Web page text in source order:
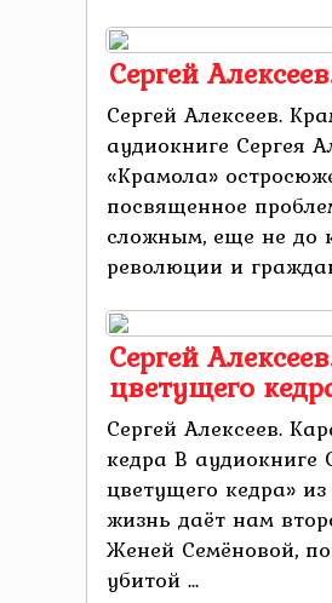
Сергей
Сергей Алексеев.
аудиокниге Сергея
«Крамола»
посвященное
сложным, еще не до
революции и
Сергей
цветущего
Сергей Алексеев.
кедра В аудиокниге
цветущего кедра»
жизнь даёт нам
Женей Семёновой,
убитой ...